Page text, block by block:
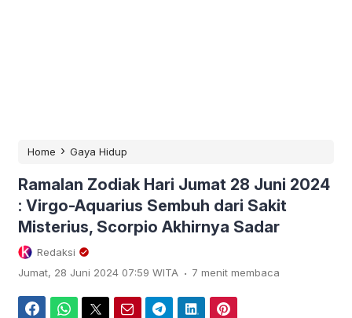
Home › Gaya Hidup
Ramalan Zodiak Hari Jumat 28 Juni 2024
: Virgo-Aquarius Sembuh dari Sakit
Misterius, Scorpio Akhirnya Sadar
Redaksi
Jumat, 28 Juni 2024 07:59 WITA . 7 menit membaca